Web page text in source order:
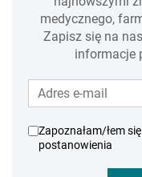
medycznego,
Zapisz się na
informacje
Zapoznałam/łem
postanowienia